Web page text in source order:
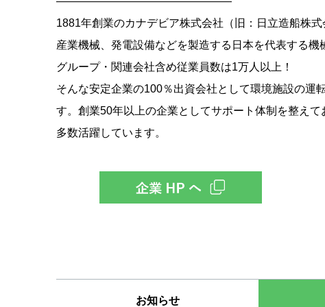
1881年創業のカナデビア株式会社（旧：日立造船株
産業機械、発電設備などを製造する日本を代表する機
グループ・関連会社含め従業員数は1万人以上！
そんな安定企業の100％出資会社として環境施設の運
す。創業50年以上の企業としてサポート体制を整え
多数活躍しています。
お知らせ